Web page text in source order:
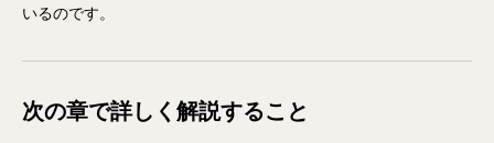
いるのです。
次の章で詳しく解説すること